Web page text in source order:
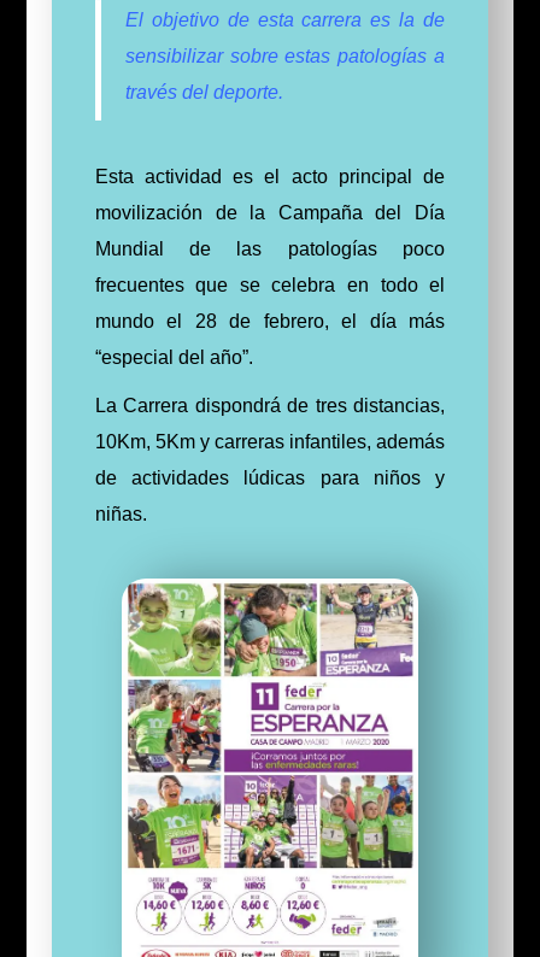
El objetivo de esta carrera es la de
sensibilizar sobre estas patologías a
través del deporte.
Esta actividad es el acto principal de
movilización de la Campaña del Día
Mundial de las patologías poco
frecuentes que se celebra en todo el
mundo el 28 de febrero, el día más
“especial del año”.
La Carrera dispondrá de tres distancias,
10Km, 5Km y carreras infantiles, además
de actividades lúdicas para niños y
niñas.